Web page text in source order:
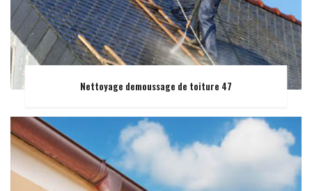
Nettoyage demoussage de toiture 47